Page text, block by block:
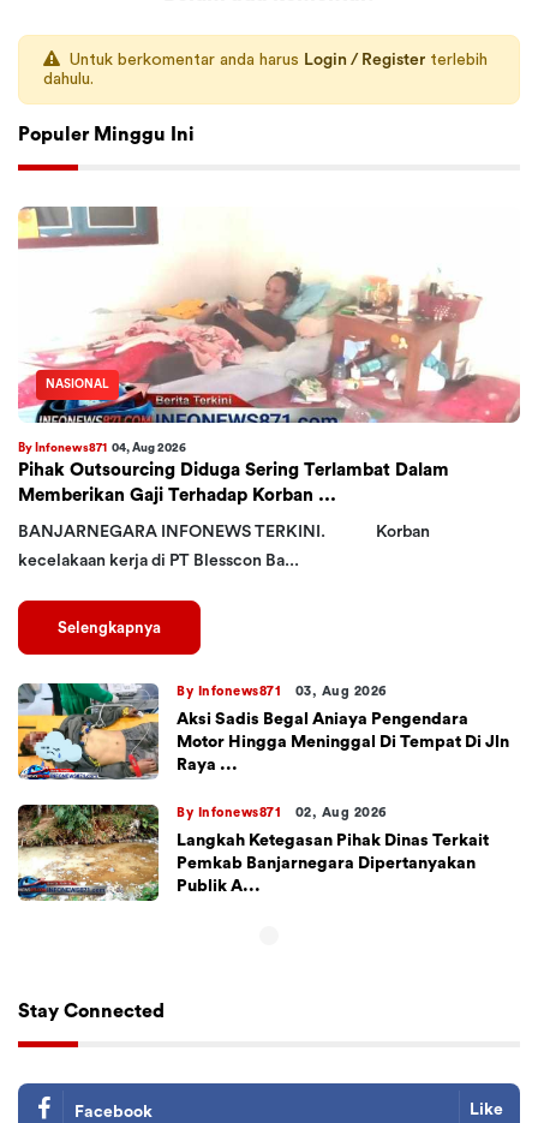
Untuk berkomentar anda harus Login / Register terlebih
dahulu.
Populer Minggu Ini
NASIONAL
By Infonews871 04, Aug 2026
Pihak Outsourcing Diduga Sering Terlambat Dalam
Memberikan Gaji Terhadap Korban ...
BANJARNEGARA INFONEWS TERKINI. Korban
kecelakaan kerja di PT Blesscon Ba...
Selengkapnya
By Infonews871 03, Aug 2026
Aksi Sadis Begal Aniaya Pengendara
Motor Hingga Meninggal Di Tempat Di Jln
Raya ...
By Infonews871 02, Aug 2026
Langkah Ketegasan Pihak Dinas Terkait
Pemkab Banjarnegara Dipertanyakan
Publik A...
Stay Connected
Facebook Like